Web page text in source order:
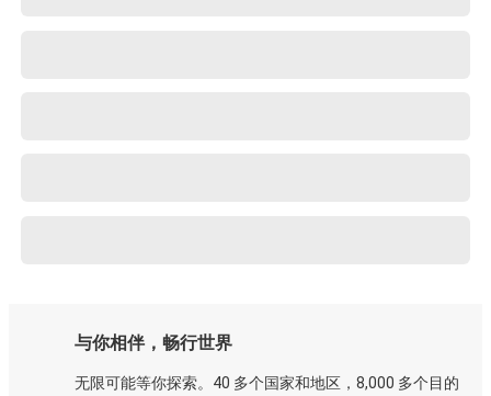
与你相伴，畅行世界
无限可能等你探索。40 多个国家和地区，8,000 多个目的